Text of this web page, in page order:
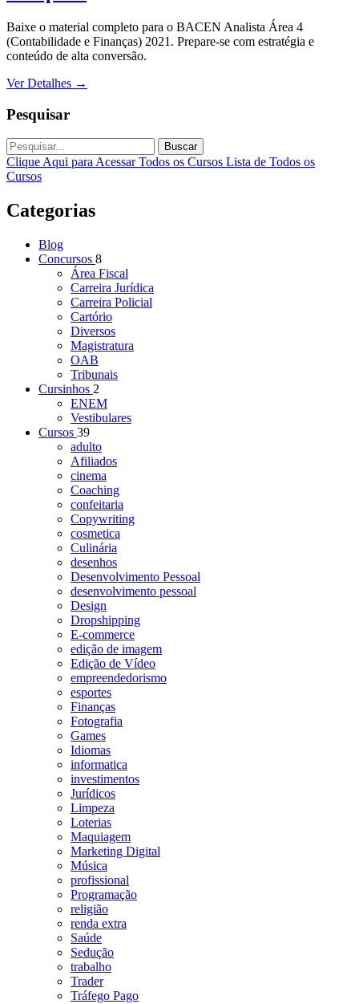
Baixe o material completo para o BACEN Analista Área 4
(Contabilidade e Finanças) 2021. Prepare-se com estratégia e
conteúdo de alta conversão.
Ver Detalhes →
Pesquisar
Buscar
Clique Aqui para Acessar Todos os Cursos Lista de Todos os
Cursos
Categorias
Blog
Concursos 8
Área Fiscal
Carreira Jurídica
Carreira Policial
Cartório
Diversos
Magistratura
OAB
Tribunais
Cursinhos 2
ENEM
Vestibulares
Cursos 39
adulto
Afiliados
cinema
Coaching
confeitaria
Copywriting
cosmetica
Culinária
desenhos
Desenvolvimento Pessoal
desenvolvimento pessoal
Design
Dropshipping
E-commerce
edição de imagem
Edição de Vídeo
empreendedorismo
esportes
Finanças
Fotografia
Games
Idiomas
informatica
investimentos
Jurídicos
Limpeza
Loterias
Maquiagem
Marketing Digital
Música
profissional
Programação
religião
renda extra
Saúde
Sedução
trabalho
Trader
Tráfego Pago